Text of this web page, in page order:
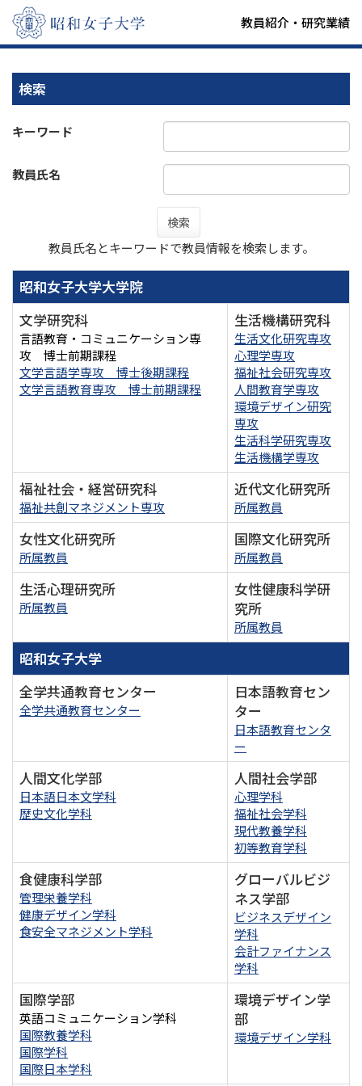
教員紹介・研究業績
検索
キーワード
教員氏名
検索
教員氏名とキーワードで教員情報を検索します。
昭和女子大学大学院
文学研究科
言語教育・コミュニケーション専
攻 博士前期課程
文学言語学専攻 博士後期課程
文学言語教育専攻 博士前期課程
生活機構研究科
生活文化研究専攻
心理学専攻
福祉社会研究専攻
人間教育学専攻
環境デザイン研究
専攻
生活科学研究専攻
生活機構学専攻
福祉社会・経営研究科
福祉共創マネジメント専攻
近代文化研究所
所属教員
女性文化研究所
所属教員
国際文化研究所
所属教員
生活心理研究所
所属教員
女性健康科学研
究所
所属教員
昭和女子大学
全学共通教育センター
全学共通教育センター
日本語教育セン
ター
日本語教育センタ
ー
人間文化学部
日本語日本文学科
歴史文化学科
人間社会学部
心理学科
福祉社会学科
現代教養学科
初等教育学科
食健康科学部
管理栄養学科
健康デザイン学科
食安全マネジメント学科
グローバルビジ
ネス学部
ビジネスデザイン
学科
会計ファイナンス
学科
国際学部
英語コミュニケーション学科
国際教養学科
国際学科
国際日本学科
環境デザイン学
部
環境デザイン学科